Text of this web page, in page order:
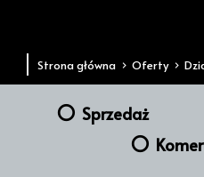
Strona główna Oferty
Sprzedaż